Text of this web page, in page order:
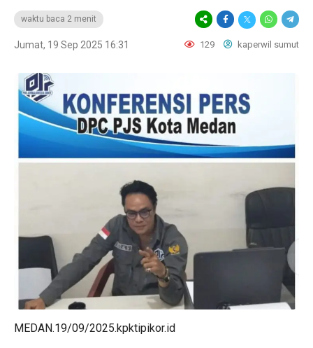
waktu baca 2 menit
Jumat, 19 Sep 2025 16:31 129 kaperwil sumut
MEDAN.19/09/2025.kpktipikor.id